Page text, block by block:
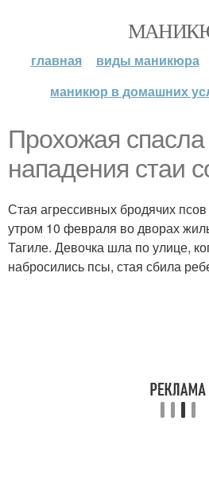
главная виды маникюра
маникюр в домашних
Прохожая
нападения стаи
Стая агрессивных бродячих
утром 10 февраля во дворах
Тагиле. Девочка шла по улице,
набросились псы, стая сбила